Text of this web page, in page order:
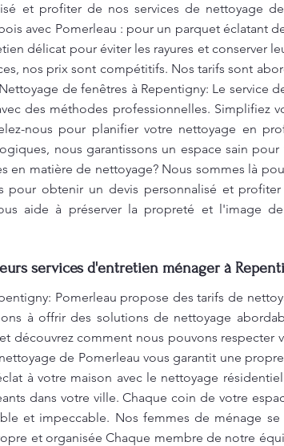
et profiter de nos services de nettoyage
avec Pomerleau : pour un parquet éclatant
délicat pour éviter les rayures et conserver
nos prix sont compétitifs. Nos tarifs sont
de fenêtres à Repentigny: Le service
des méthodes professionnelles. Simplifiez
nous pour planifier votre nettoyage en
nous garantissons un espace sain
en matière de nettoyage? Nous sommes là
pour obtenir un devis personnalisé et
aide à préserver la propreté et l'image
services d'entretien ménager à
Pomerleau propose des tarifs de
à offrir des solutions de nettoyage
découvrez comment nous pouvons
de Pomerleau vous garantit une
à votre maison avec le nettoyage
dans votre ville. Chaque coin de votre
et impeccable. Nos femmes de ménage
et organisée Chaque membre de notre